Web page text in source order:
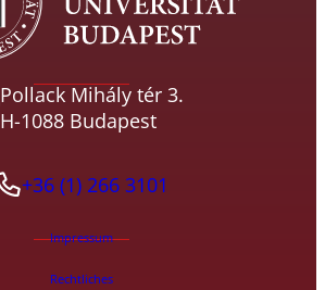
Pollack Mihály tér 3.
H-1088 Budapest
+36 (1) 266 3101
Impressum
Rechtliches